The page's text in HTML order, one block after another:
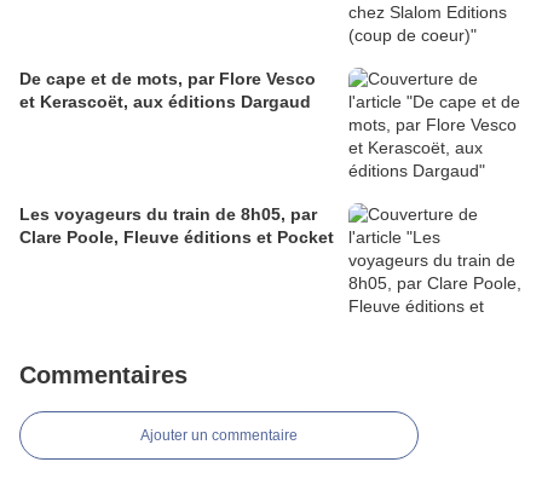
De cape et de mots, par Flore Vesco
et Kerascoët, aux éditions Dargaud
Les voyageurs du train de 8h05, par
Clare Poole, Fleuve éditions et Pocket
Commentaires
Ajouter un commentaire